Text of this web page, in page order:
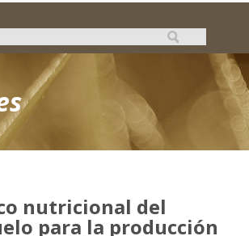
nutricional del
para la producción